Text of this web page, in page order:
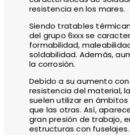
resistencia en los mares.
Siendo tratables
del grupo 6xxx se
formabilidad,
soldabilidad. Además,
la corrosión.
Debido a su aumento
resistencia del material,
suelen utilizar en
que las otras. Así,
gran presión de trabajo,
estructuras con fuselajes.